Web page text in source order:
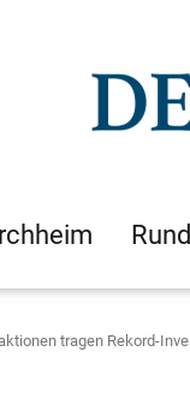
tragen Rekord-